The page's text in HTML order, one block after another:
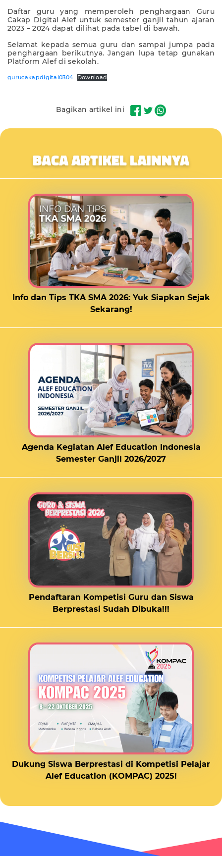
Daftar guru yang memperoleh penghargaan Guru
Cakap Digital Alef untuk semester ganjil tahun ajaran
2023 – 2024 dapat dilihat pada tabel di bawah.
Selamat kepada semua guru dan sampai jumpa pada
penghargaan berikutnya. Jangan lupa tetap gunakan
Platform Alef di sekolah.
gurucakapdigital0304 Download
Bagikan artikel ini
BACA ARTIKEL LAINNYA
Info dan Tips TKA SMA 2026: Yuk Siapkan Sejak
Sekarang!
Agenda Kegiatan Alef Education Indonesia
Semester Ganjil 2026/2027
Pendaftaran Kompetisi Guru dan Siswa
Berprestasi Sudah Dibuka!!!
Dukung Siswa Berprestasi di Kompetisi Pelajar
Alef Education (KOMPAC) 2025!